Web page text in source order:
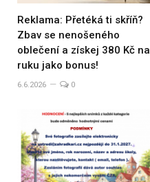
Reklama: Přetéká ti skříň?
Zbav se nenošeného
oblečení a získej 380 Kč na
ruku jako bonus!
6.6.2026 0